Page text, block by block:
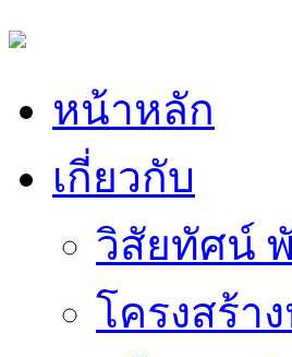
หน้าหลัก
เกี่ยวกับ
วิสัยทัศน์
โครงสร้า